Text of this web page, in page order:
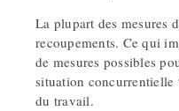
La plupart des mesures
recoupements. Ce qui
de mesures possibles
situation concurrentielle
du travail.